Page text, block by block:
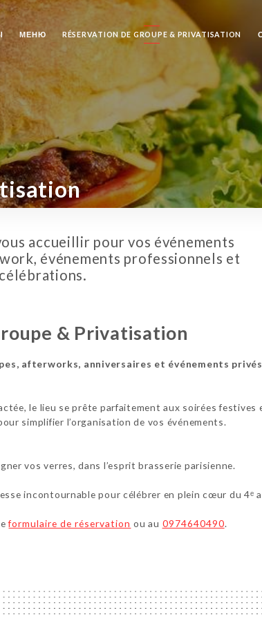
МЕНЮ RÉSERVATION DE GROUPE & PRIVATISATION
accueillir pour vos événements
événements professionnels et
& Privatisation
afterworks, anniversaires et événements privés
le lieu se prête parfaitement aux soirées festives
simplifier l’organisation de vos événements.
vos verres, dans l’esprit brasserie parisienne.
incontournable pour célébrer en plein cœur du 4ᵉ
formulaire de réservation ou au 0974640490.